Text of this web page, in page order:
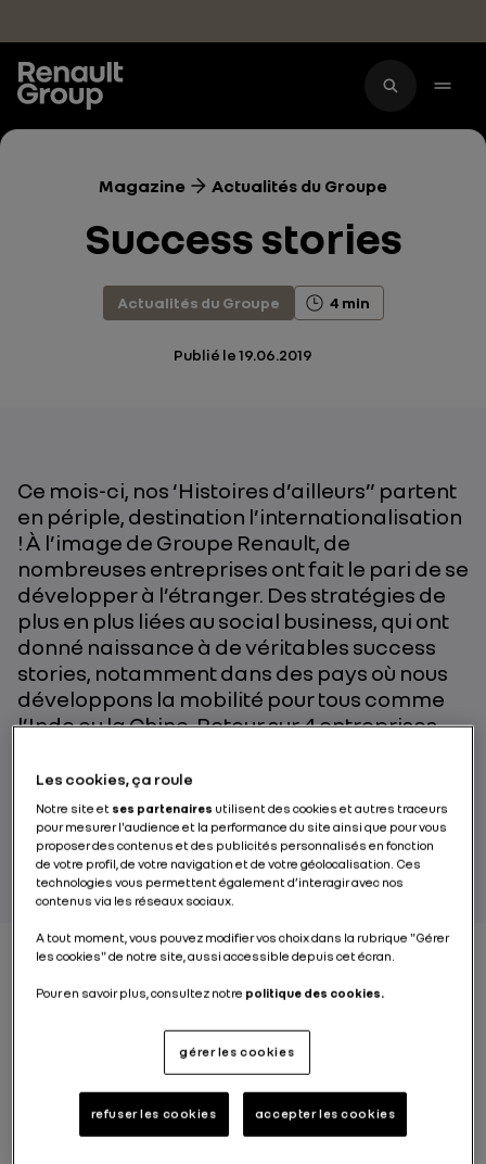
Magazine Actualités du Groupe
Success stories
Actualités du Groupe 4 min
Publié le19.06.2019
Ce mois-ci, nos ‘Histoires d’ailleurs” partent
en périple, destination l’internationalisation
! À l’image de Groupe Renault, de
nombreuses entreprises ont fait le pari de se
développer à l’étranger. Des stratégies de
plus en plus liées au social business, qui ont
donné naissance à de véritables success
stories, notamment dans des pays où nous
développons la mobilité pour tous comme
l’Inde ou la Chine. Retour sur 4 entreprises
ficelés.nBonne lecture et bon voyage !
PAR RENAULT GROUP
Danone et ses yaourts
au Bangladesh,plus
qu’un coup de pot,un
coup de maître
Les cookies, ça roule
Notre site et ses partenaires utilisent des cookies et autres traceurs
pour mesurer l'audience et la performance du site ainsi que pour vous
proposer des contenus et des publicités personnalisés en fonction
de votre profil, de votre navigation et de votre géolocalisation. Ces
technologies vous permettent également d’interagir avec nos
contenus via les réseaux sociaux.
A tout moment, vous pouvez modifier vos choix dans la rubrique "Gérer
les cookies" de notre site, aussi accessible depuis cet écran.
Pour en savoir plus, consultez notre politique des cookies.
gérer les cookies
refuser les cookies accepter les cookies